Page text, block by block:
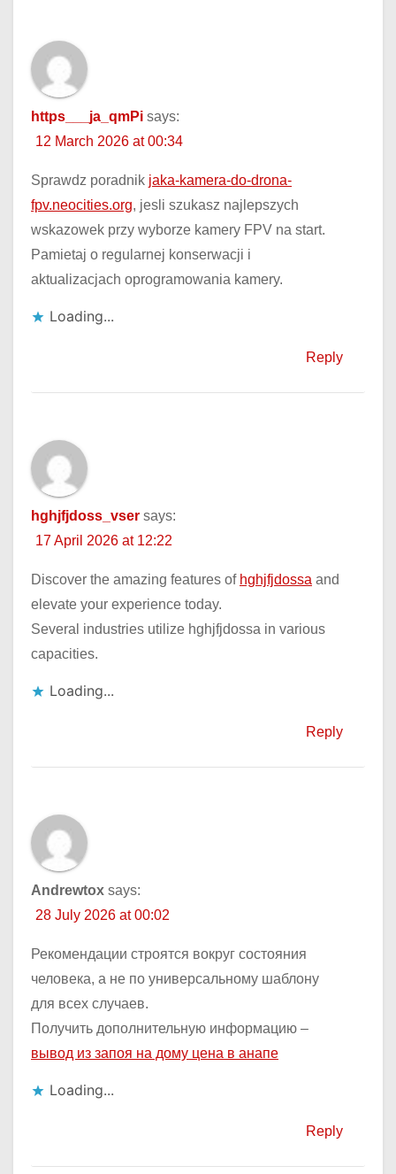
https___ja_qmPi says:
12 March 2026 at 00:34
Sprawdz poradnik jaka-kamera-do-drona-
fpv.neocities.org, jesli szukasz najlepszych
wskazowek przy wyborze kamery FPV na start.
Pamietaj o regularnej konserwacji i
aktualizacjach oprogramowania kamery.
Loading...
Reply
hghjfjdoss_vser says:
17 April 2026 at 12:22
Discover the amazing features of hghjfjdossa and
elevate your experience today.
Several industries utilize hghjfjdossa in various
capacities.
Loading...
Reply
Andrewtox says:
28 July 2026 at 00:02
Рекомендации строятся вокруг состояния
человека, а не по универсальному шаблону
для всех случаев.
Получить дополнительную информацию –
вывод из запоя на дому цена в анапе
Loading...
Reply